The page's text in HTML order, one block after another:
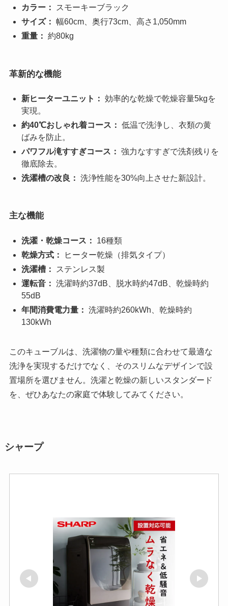
カラー：
スモーキーブラック
サイズ： 幅60cm、奥行73cm、高さ1,050mm
重量： 約80kg
革新的な機能
新ヒーターユニット： 効率的な乾燥で乾燥容量5kgを
実現。
約40℃おしゃれ着コース： 低温で洗浄し、衣類の黄
ばみを防止。
パワフル滝すすぎコース： 強力なすすぎで洗剤残りを
徹底除去。
洗濯槽の改良： 洗浄性能を30%向上させた新設計。
主な機能
洗濯・乾燥コース：
16種類
乾燥方式：
ヒーター乾燥（排気タイプ）
洗濯槽：
ステンレス製
運転音： 洗濯時約37dB、脱水時約47dB、乾燥時約
55dB
年間消費電力量： 洗濯時約260kWh、乾燥時約
130kWh
このキューブルは、洗濯物の量や種類に合わせて最適な
洗浄を実現するだけでなく、そのスリムなデザインで設
置場所を選びません。洗濯と乾燥の新しいスタンダード
を、ぜひあなたの家庭で体験してみてください。
シャープ